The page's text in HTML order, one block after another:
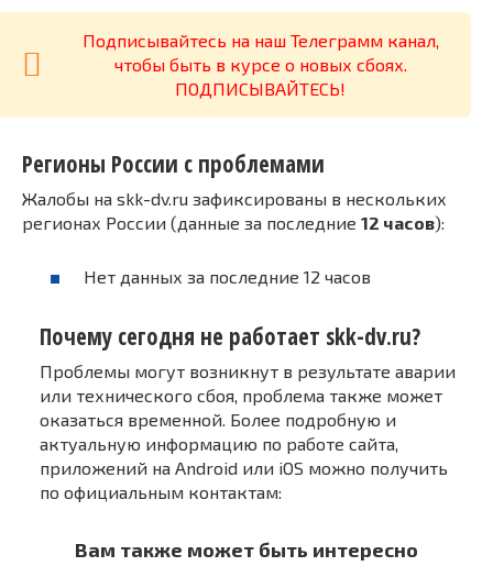
Подписывайтесь на наш Телеграмм канал,
чтобы быть в курсе о новых сбоях.
ПОДПИСЫВАЙТЕСЬ!
Регионы России с проблемами
Жалобы на skk-dv.ru зафиксированы в нескольких
регионах России (данные за последние 12 часов):
Нет данных за последние 12 часов
Почему сегодня не работает skk-dv.ru?
Проблемы могут возникнут в результате аварии
или технического сбоя, проблема также может
оказаться временной. Более подробную и
актуальную информацию по работе сайта,
приложений на Android или iOS можно получить
по официальным контактам:
Вам также может быть интересно